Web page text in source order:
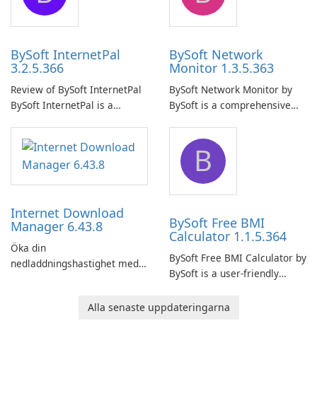
your computer system.
network.
BySoft InternetPal
3.2.5.366
Review of BySoft InternetPal
BySoft InternetPal is a
application designed to
monitor your internet
connection and provide real-
time insights into its
BySoft Network
Monitor 1.3.5.363
BySoft Network Monitor by
BySoft is a comprehensive
designed to help businesses
effectively manage their
network infrastructure.
Internet Download
Manager 6.43.8
Öka din
nedladdningshastighet med
B
BySoft Free BMI
Calculator 1.1.5.364
BySoft Free BMI Calculator by
BySoft is a user-friendly
designed to help you
Alla senaste uppdateringarna